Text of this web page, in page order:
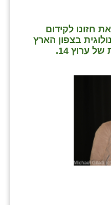
חזונו לקידום
בצפון הארץ
ערוץ 14.